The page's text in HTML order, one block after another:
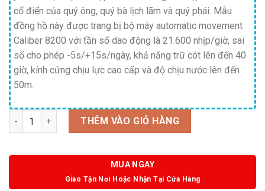
cổ điển của quý ông, quý bà lịch lãm và quý phái. Mẫu
đồng hồ này được trang bị bộ máy automatic movement
Caliber 8200 với tần số dao động là 21.600 nhịp/giờ, sai
số cho phép -5s/+15s/ngày, khả năng trữ cót lên đến 40
giờ, kính cứng chịu lực cao cấp và độ chịu nước lên đến
50m.
Số lượng THÊM VÀO GIỎ HÀNG
MUA NGAY
Giao Tận Nơi Hoặc Nhận Tại Cửa Hàng